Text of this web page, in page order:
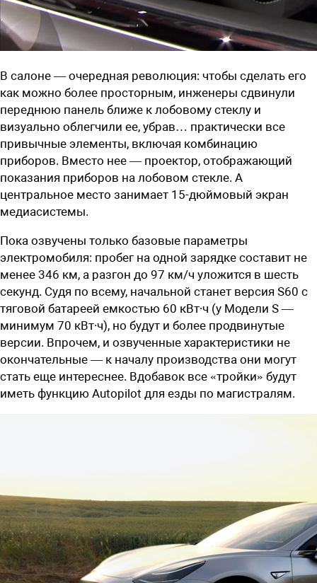
В салоне — очередная революция: чтобы сделать его
как можно более просторным, инженеры сдвинули
переднюю панель ближе к лобовому стеклу и
визуально облегчили ее, убрав… практически все
привычные элементы, включая комбинацию
приборов. Вместо нее — проектор, отображающий
показания приборов на лобовом стекле. А
центральное место занимает 1 5-дюймовый экран
медиасистемы.
Пока озвучены только базовые параметры
электромобиля: пробег на одной зарядке составит не
менее 346 км, а разгон до 97 км/ч уложится в шесть
секунд. Судя по всему, начальной станет версия S60 с
тяговой батареей емкостью 60 кВт∙ч (у Модели S —
минимум 70 кВт∙ч), но будут и более продвинутые
версии. Впрочем, и озвученные характеристики не
окончательные — к началу производства они могут
стать еще интереснее. Вдобавок все «тройки» будут
иметь функцию Autopilot для езды по магистралям.